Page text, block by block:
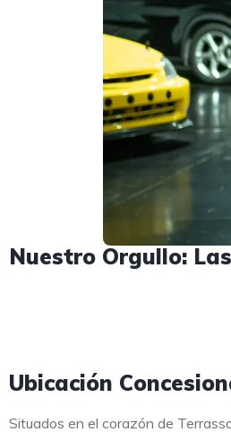
Nuestro Orgullo:
Ubicación
Situados en el corazón de